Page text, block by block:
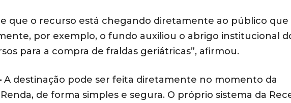
que o recurso está chegando diretamente ao público que
por exemplo, o fundo auxiliou o abrigo institucional
para a compra de fraldas geriátricas”, afirmou.
A destinação pode ser feita diretamente no momento da
de forma simples e segura. O próprio sistema da